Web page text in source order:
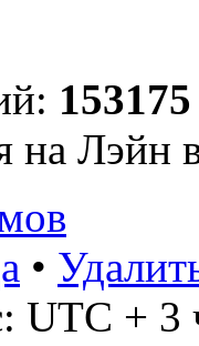
153175
на Лэйн
•
UTC + 3